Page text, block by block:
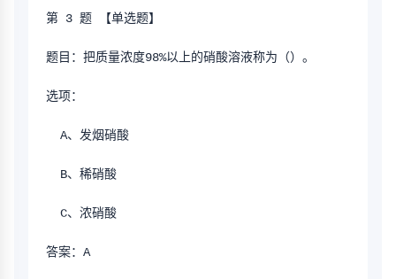
第 3 题 【单选题】
题目：把质量浓度98%以上的硝酸溶液称为（）。
选项：
  A、发烟硝酸
  B、稀硝酸
  C、浓硝酸
答案：A